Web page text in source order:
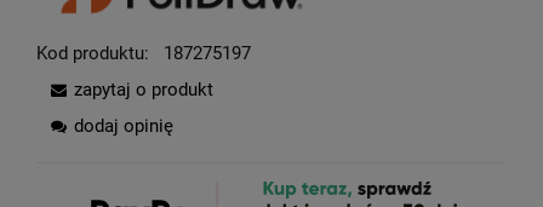
Kod produktu:
187275197
zapytaj o produkt
dodaj opinię